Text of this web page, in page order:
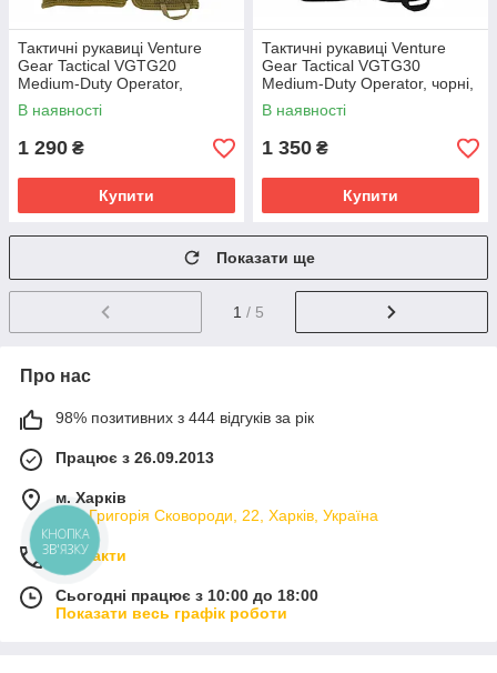
Тактичні рукавиці Venture
Gear Tactical VGTG20
Medium-Duty Operator,
пісочні, розмір XL (10)
В наявності
1 290 ₴
Купити
Тактичні рукавиці Venture
Gear Tactical VGTG30
Medium-Duty Operator, чорні,
розмір L (9)
В наявності
1 350 ₴
Купити
Показати ще
1 / 5
Про нас
98% позитивних з 444 відгуків за рік
Працює з 26.09.2013
м. Харків
вул. Григорія Сковороди, 22, Харків, Україна
Контакти
Сьогодні працює з 10:00 до 18:00
Показати весь графік роботи
КНОПКА
ЗВ'ЯЗКУ